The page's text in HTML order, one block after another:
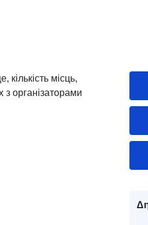
місць,
з організаторами